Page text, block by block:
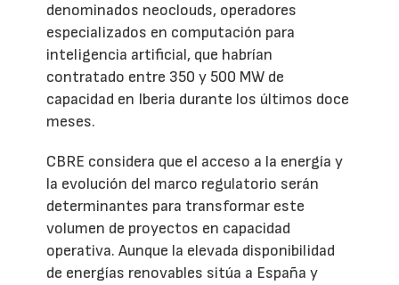
denominados neoclouds, operadores
especializados en computación para
inteligencia artificial, que habrían
contratado entre 350 y 500 MW de
capacidad en Iberia durante los últimos doce
meses.
CBRE considera que el acceso a la energía y
la evolución del marco regulatorio serán
determinantes para transformar este
volumen de proyectos en capacidad
operativa. Aunque la elevada disponibilidad
de energías renovables sitúa a España y